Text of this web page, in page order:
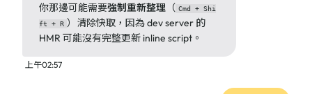
你那邊可能需要強制重新整理 （ Cmd + Shi
ft + R ）清除快取，因為 dev server 的
HMR 可能沒有完整更新 inline script。
上午02:57